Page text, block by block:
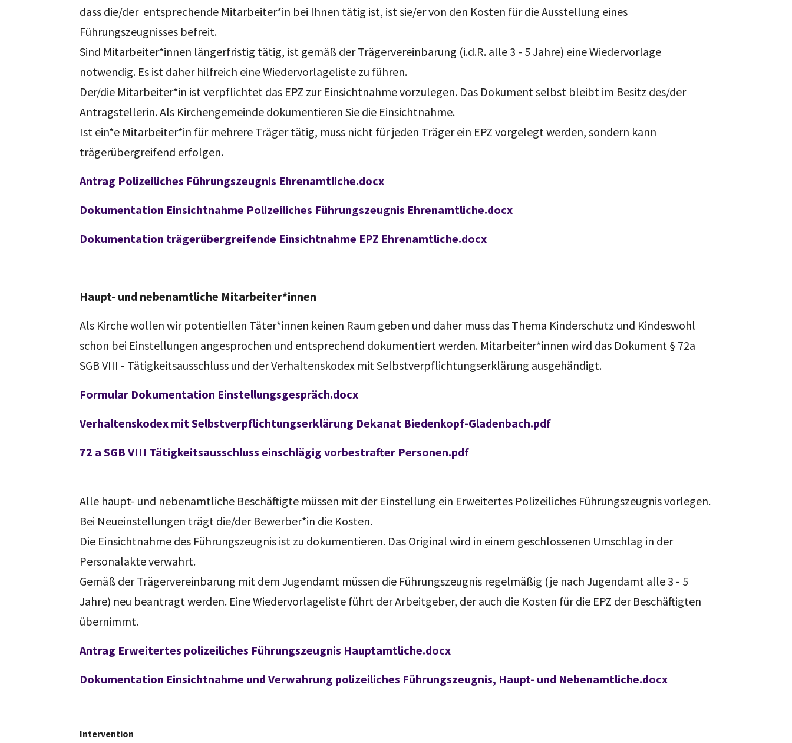
dass die/der entsprechende Mitarbeiter*in bei Ihnen tätig ist, ist sie/er von den Kosten für die Ausstellung eines
Führungszeugnisses befreit.
Sind Mitarbeiter*innen längerfristig tätig, ist gemäß der Trägervereinbarung (i.d.R. alle 3 - 5 Jahre) eine Wiedervorlage
notwendig. Es ist daher hilfreich eine Wiedervorlageliste zu führen.
Der/die Mitarbeiter*in ist verpflichtet das EPZ zur Einsichtnahme vorzulegen. Das Dokument selbst bleibt im Besitz des/der
Antragstellerin. Als Kirchengemeinde dokumentieren Sie die Einsichtnahme.
Ist ein*e Mitarbeiter*in für mehrere Träger tätig, muss nicht für jeden Träger ein EPZ vorgelegt werden, sondern kann
trägerübergreifend erfolgen.
Antrag Polizeiliches Führungszeugnis Ehrenamtliche.docx
Dokumentation Einsichtnahme Polizeiliches Führungszeugnis Ehrenamtliche.docx
Dokumentation trägerübergreifende Einsichtnahme EPZ Ehrenamtliche.docx
Haupt- und nebenamtliche Mitarbeiter*innen
Als Kirche wollen wir potentiellen Täter*innen keinen Raum geben und daher muss das Thema Kinderschutz und Kindeswohl
schon bei Einstellungen angesprochen und entsprechend dokumentiert werden. Mitarbeiter*innen wird das Dokument § 72a
SGB VIII - Tätigkeitsausschluss und der Verhaltenskodex mit Selbstverpflichtungserklärung ausgehändigt.
Formular Dokumentation Einstellungsgespräch.docx
Verhaltenskodex mit Selbstverpflichtungserklärung Dekanat Biedenkopf-Gladenbach.pdf
72 a SGB VIII Tätigkeitsausschluss einschlägig vorbestrafter Personen.pdf
Alle haupt- und nebenamtliche Beschäftigte müssen mit der Einstellung ein Erweitertes Polizeiliches Führungszeugnis vorlegen.
Bei Neueinstellungen trägt die/der Bewerber*in die Kosten.
Die Einsichtnahme des Führungszeugnis ist zu dokumentieren. Das Original wird in einem geschlossenen Umschlag in der
Personalakte verwahrt.
Gemäß der Trägervereinbarung mit dem Jugendamt müssen die Führungszeugnis regelmäßig (je nach Jugendamt alle 3 - 5
Jahre) neu beantragt werden. Eine Wiedervorlageliste führt der Arbeitgeber, der auch die Kosten für die EPZ der Beschäftigten
übernimmt.
Antrag Erweitertes polizeiliches Führungszeugnis Hauptamtliche.docx
Dokumentation Einsichtnahme und Verwahrung polizeiliches Führungszeugnis, Haupt- und Nebenamtliche.docx
Intervention